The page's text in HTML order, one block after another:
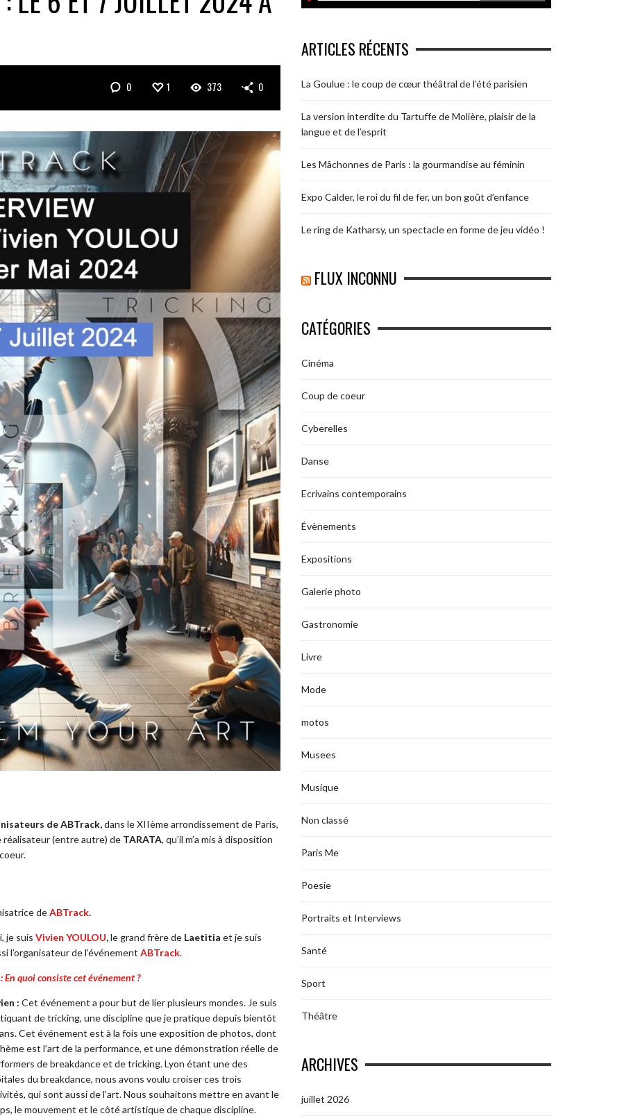
0 1 373 0
de ABTrack,dans le XIIème arrondissement de Paris,
réalisateur (entre autre) de TARATA, qu’il m’a mis à disposition
deABTrack.
je suis Vivien YOULOU,le grand frère de Laetitia et je suis
l’organisateur de l’événement ABTrack.
En quoi consiste cet événement ?
: Cet événement a pour but de lier plusieurs mondes. Je suis
de tricking, une discipline que je pratique depuis bientôt
Cet événement est à la fois une exposition de photos, dont
est l’art de la performance, et une démonstration réelle de
de breakdance et de tricking. Lyon étant une des
du breakdance, nous avons voulu croiser ces trois
qui sont aussi de l’art. Nous souhaitons mettre en avant le
le mouvement et le côté artistique de chaque discipline.
ARTICLES RÉCENTS
La Goulue : le coup de cœur théâtral de l’été parisien
La version interdite du Tartuffe de Molière, plaisir de la
langue et de l’esprit
Les Mâchonnes de Paris : la gourmandise au féminin
Expo Calder, le roi du fil de fer, un bon goût d’enfance
Le ring de Katharsy, un spectacle en forme de jeu vidéo !
FLUX INCONNU
CATÉGORIES
Cinéma
Coup de coeur
Cyberelles
Danse
Ecrivains contemporains
Évènements
Expositions
Galerie photo
Gastronomie
Livre
Mode
motos
Musees
Musique
Non classé
Paris Me
Poesie
Portraits et Interviews
Santé
Sport
Théâtre
ARCHIVES
juillet 2026